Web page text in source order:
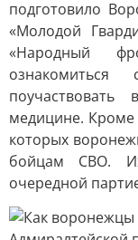
подготовило
«Молодой
«Народный
поучаствовать
медицине. Кроме
которых
бойцам СВО.
очередной